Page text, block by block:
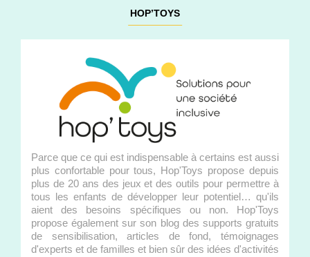
HOP’TOYS
Parce que ce qui est indispensable à certains est aussi
plus confortable pour tous, Hop'Toys propose depuis
plus de 20 ans des jeux et des outils pour permettre à
tous les enfants de développer leur potentiel… qu'ils
aient des besoins spécifiques ou non. Hop'Toys
propose également sur son blog des supports gratuits
de sensibilisation, articles de fond, témoignages
d'experts et de familles et bien sûr des idées d'activités